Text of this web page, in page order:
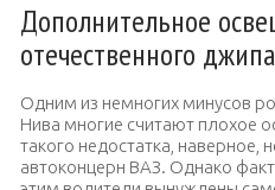
Дополнительное
отечественного джипа
Одним из немногих минусов
Нива многие считают плохое
такого недостатка, наверное,
автоконцерн ВАЗ. Однако